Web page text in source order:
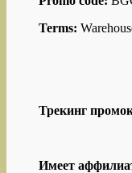
Terms:
Трекинг
Имеет